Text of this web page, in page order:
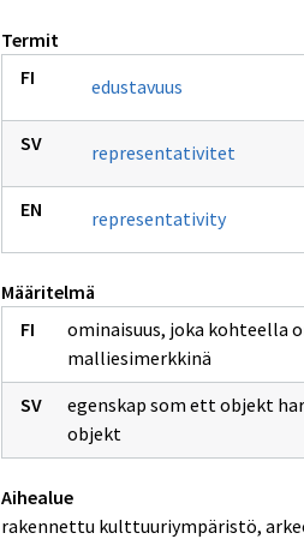
Termit
edustavuus
representativitet
representativity
Määritelmä
ominaisuus, joka kohteella
malliesimerkkinä
egenskap som ett objekt
objekt
Aihealue
rakennettu kulttuuriympäristö,